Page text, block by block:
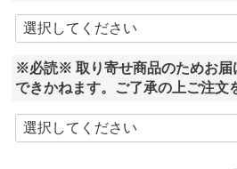
※必読※ 取り寄せ商品のためお届
できかねます。ご了承の上ご注文